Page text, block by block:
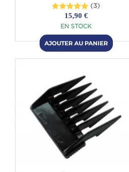
(3)
15,90 €
EN STOCK